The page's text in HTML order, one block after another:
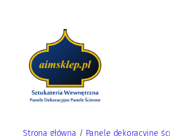
Strona główna / Panele dekoracyjne